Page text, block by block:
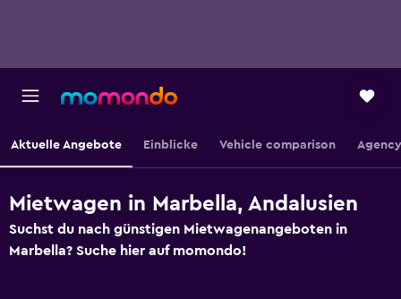
Aktuelle Angebote Einblicke Vehicle comparison
Mietwagen in Marbella, Andalusien
Suchst du nach günstigen Mietwagenangeboten in
Marbella? Suche hier auf momondo!